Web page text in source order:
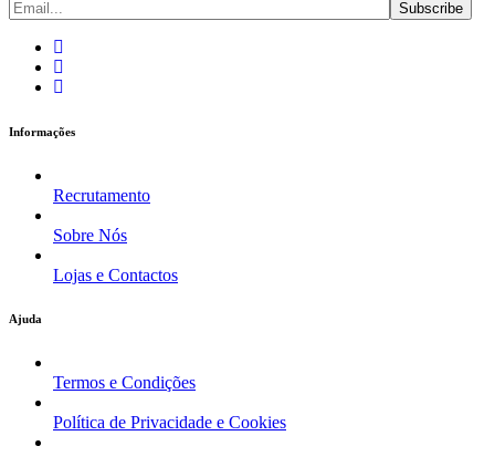
Informações
Recrutamento
Sobre Nós
Lojas e Contactos
Ajuda
Termos e Condições
Política de Privacidade e Cookies